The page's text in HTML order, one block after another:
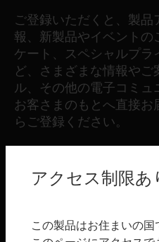
ご登録いただくと、製品
報、新製品やイベントの
ケート、スペシャルプラ
ど、さまざまな情報や
ル、その他の電子コミュ
お客さまのもとへ直接
らご登録ください。
toggle view
アクセス制限あ
この製品はお住まいの国